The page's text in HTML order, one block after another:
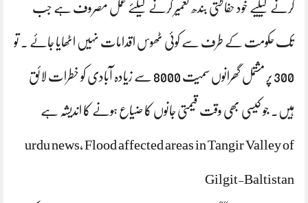
کرنے کیلیے خود حفاظتی بندھ تعمیر کرنے کیلئے عمل مصروف ہے جب
تک حکومت کے طرف سے کوئی ٹھوس اقدامات نہیں اٹھایا جائے . تو
300 پر مشتمل گھرانوں سمیت 8000 سے زیادہ آبادی کو خطرات لائق
ہیں‌. جو کیسی بھی وقت قیمتی جانوں کا ضیاع ہونے کا اندیشہ ہے
urdu news, Flood affected areas in Tangir Valley of
Gilgit-Baltistan